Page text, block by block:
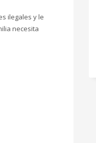
ilegales y le
necesita